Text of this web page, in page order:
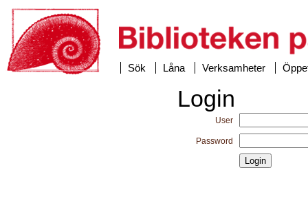
Sök Låna Verksamheter
Login
User
Password